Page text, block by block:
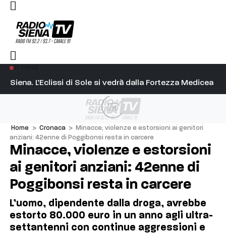
Siena. L’Eclissi di Sole si vedrà dalla Fortezza Medicea
su Diosu sono state poco corrette”
Ad
Home > Cronaca >
Minacce, violenze e estorsioni ai genitori
anziani: 42enne di Poggibonsi resta in carcere
Minacce, violenze e estorsioni
ai genitori anziani: 42enne di
Poggibonsi resta in carcere
L’uomo, dipendente dalla droga, avrebbe
estorto 80.000 euro in un anno agli ultra-
settantenni con continue aggressioni e